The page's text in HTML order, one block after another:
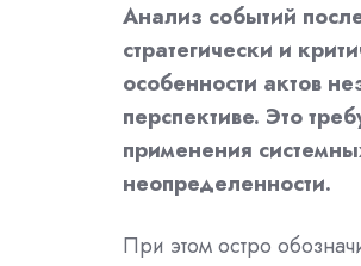
Анализ событий
стратегически и
особенности актов
перспективе. Это
применения
неопределенности.
При этом остро